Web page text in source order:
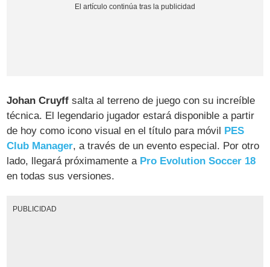
Johan Cruyff salta al terreno de juego con su increíble
técnica. El legendario jugador estará disponible a partir
de hoy como icono visual en el título para móvil PES
Club Manager, a través de un evento especial. Por otro
lado, llegará próximamente a Pro Evolution Soccer 18
en todas sus versiones.
PUBLICIDAD